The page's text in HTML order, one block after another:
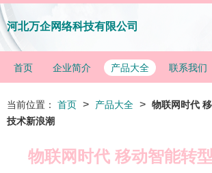
河北万企网络科技有限公司
首页 企业简介 产品大全 联系我们
当前位置： 首页 > 产品大全 > 物联网时代
技术新浪潮
物联网时代 移动智能转